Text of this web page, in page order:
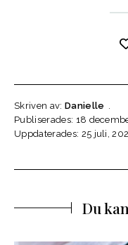
Skriven av: Danielle
Publiserades: 18
Uppdaterades: 25 juli,
Du